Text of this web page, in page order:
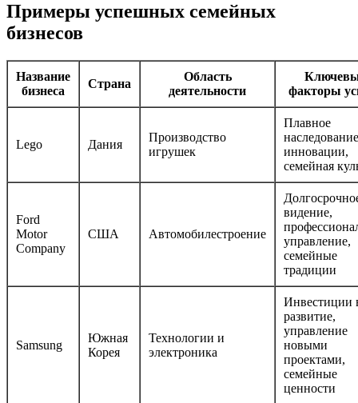
Примеры успешных семейных
бизнесов
Название
бизнеса
Страна
Область
деятельности
факторы
Lego Дания
Производство
игрушек
Плавное
инновации,
семейная
Ford
Motor
Company
США Автомобилестроение
видение,
управление,
семейные
традиции
Samsung
Южная
Корея
Технологии и
электроника
Инвестиции
развитие,
управление
новыми
проектами,
семейные
ценности